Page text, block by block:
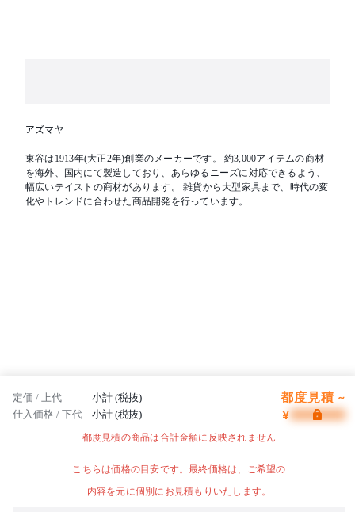
アズマヤ
東谷は1913年(大正2年)創業のメーカーです。 約3,000アイテムの商材
を海外、国内にて製造しており、あらゆるニーズに対応できるよう、
幅広いテイストの商材があります。 雑貨から大型家具まで、時代の変
化やトレンドに合わせた商品開発を行っています。
定価 / 上代 小計 (税抜) 都度見積 ~
仕入価格 / 下代 小計 (税抜) ¥
都度見積の商品は合計金額に反映されません
こちらは価格の目安です。最終価格は、ご希望の
内容を元に個別にお見積もりいたします。